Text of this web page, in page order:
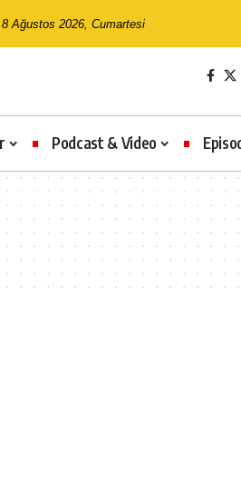
8 Ağustos 2026, Cumartesi
Podcast & Video